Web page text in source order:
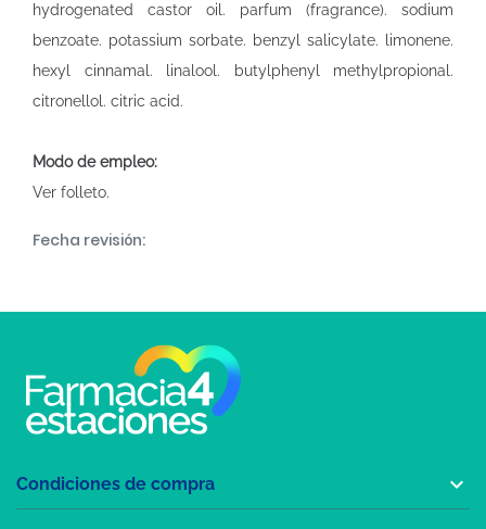
hydrogenated castor oil. parfum (fragrance). sodium
benzoate. potassium sorbate. benzyl salicylate. limonene.
hexyl cinnamal. linalool. butylphenyl methylpropional.
citronellol. citric acid.
Modo de empleo:
Ver folleto.
Fecha revisión:
Condiciones de compra 